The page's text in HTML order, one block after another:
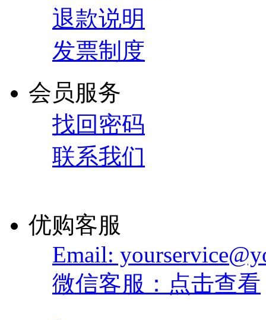
退款说明
发票制度
会员服务
找回密码
联系我们
优购客服
Email:
微信客服：点击查看